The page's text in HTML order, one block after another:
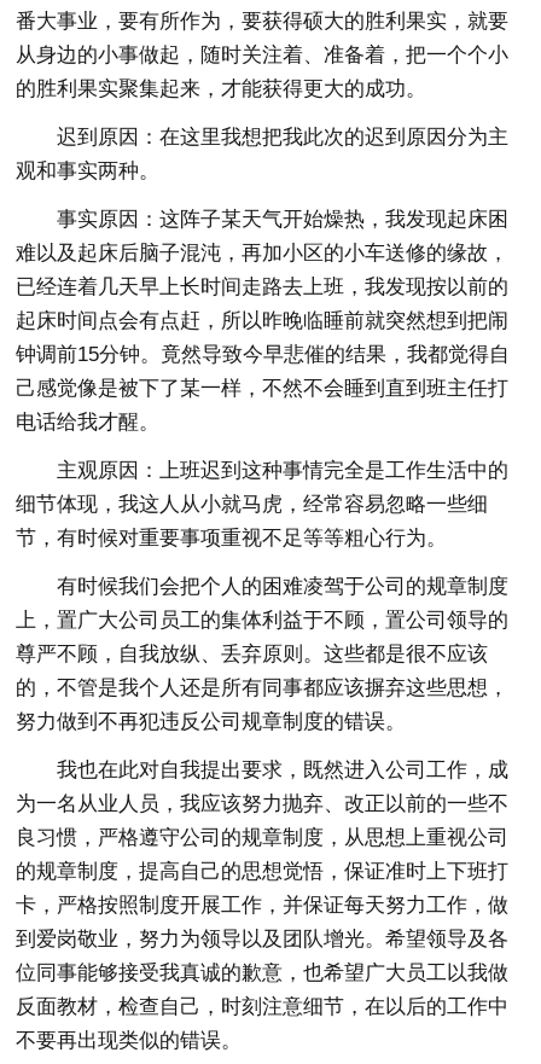
番大事业，要有所作为，要获得硕大的胜利果实，就要
从身边的小事做起，随时关注着、准备着，把一个个小
的胜利果实聚集起来，才能获得更大的成功。
迟到原因：在这里我想把我此次的迟到原因分为主
观和事实两种。
事实原因：这阵子某天气开始燥热，我发现起床困
难以及起床后脑子混沌，再加小区的小车送修的缘故，
已经连着几天早上长时间走路去上班，我发现按以前的
起床时间点会有点赶，所以昨晚临睡前就突然想到把闹
钟调前15分钟。竟然导致今早悲催的结果，我都觉得自
己感觉像是被下了某一样，不然不会睡到直到班主任打
电话给我才醒。
主观原因：上班迟到这种事情完全是工作生活中的
细节体现，我这人从小就马虎，经常容易忽略一些细
节，有时候对重要事项重视不足等等粗心行为。
有时候我们会把个人的困难凌驾于公司的规章制度
上，置广大公司员工的集体利益于不顾，置公司领导的
尊严不顾，自我放纵、丢弃原则。这些都是很不应该
的，不管是我个人还是所有同事都应该摒弃这些思想，
努力做到不再犯违反公司规章制度的错误。
我也在此对自我提出要求，既然进入公司工作，成
为一名从业人员，我应该努力抛弃、改正以前的一些不
良习惯，严格遵守公司的规章制度，从思想上重视公司
的规章制度，提高自己的思想觉悟，保证准时上下班打
卡，严格按照制度开展工作，并保证每天努力工作，做
到爱岗敬业，努力为领导以及团队增光。希望领导及各
位同事能够接受我真诚的歉意，也希望广大员工以我做
反面教材，检查自己，时刻注意细节，在以后的工作中
不要再出现类似的错误。